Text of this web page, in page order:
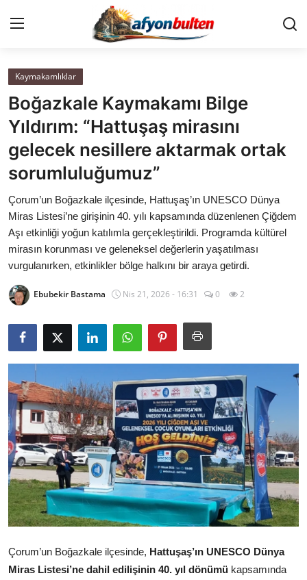
Anasayfa
Cumhurbaşkanlığı
Genel Merkez
Valilikler
Gallery
Bakanlıklar
İl / İlçe Başkanlıkları
Kaymakamlıklar
TBMM
Siyasi Partiler
Yerel Yönetimler
Mülki İdare
Toplum ve Yaşam
Kaymakamlıklar
Boğazkale Kaymakamı Bilge
Yıldırım: “Hattuşaş mirasını
gelecek nesillere aktarmak ortak
sorumluluğumuz”
Çorum’un Boğazkale ilçesinde, Hattuşaş’ın UNESCO Dünya
Miras Listesi’ne girişinin 40. yılı kapsamında düzenlenen Çiğdem
Aşı etkinliği yoğun katılımla gerçekleştirildi. Programda kültürel
mirasın korunması ve geleneksel değerlerin yaşatılması
vurgulanırken, etkinlikler bölge halkını bir araya getirdi.
Ebubekir Bastama Nis 21, 2026 - 16:31 0 2
Çorum’un Boğazkale ilçesinde, Hattuşaş’ın UNESCO Dünya
Miras Listesi’ne dahil edilişinin 40. yıl dönümü kapsamında